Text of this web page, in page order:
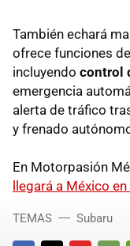
También echará
ofrece funciones
incluyendo control
emergencia
alerta de tráfico
y frenado
En Motorpasión
llegará a México
TEMAS Subaru